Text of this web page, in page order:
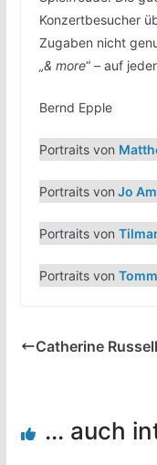
Konzertbesucher
Zugaben nicht
„& more“ – auf
Bernd Epple
Portraits von
Portraits von Jo
Portraits von
Portraits von
Catherine Russell
... auch